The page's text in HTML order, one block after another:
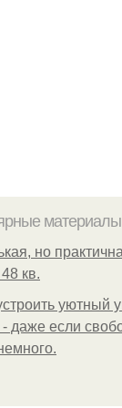
материалы
но
кв.
уютный
- даже если